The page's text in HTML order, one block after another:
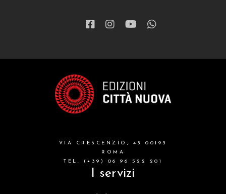
VIA CRESCENZIO, 43 00193
ROMA
TEL. (+39) 06 96 522 201
I servizi